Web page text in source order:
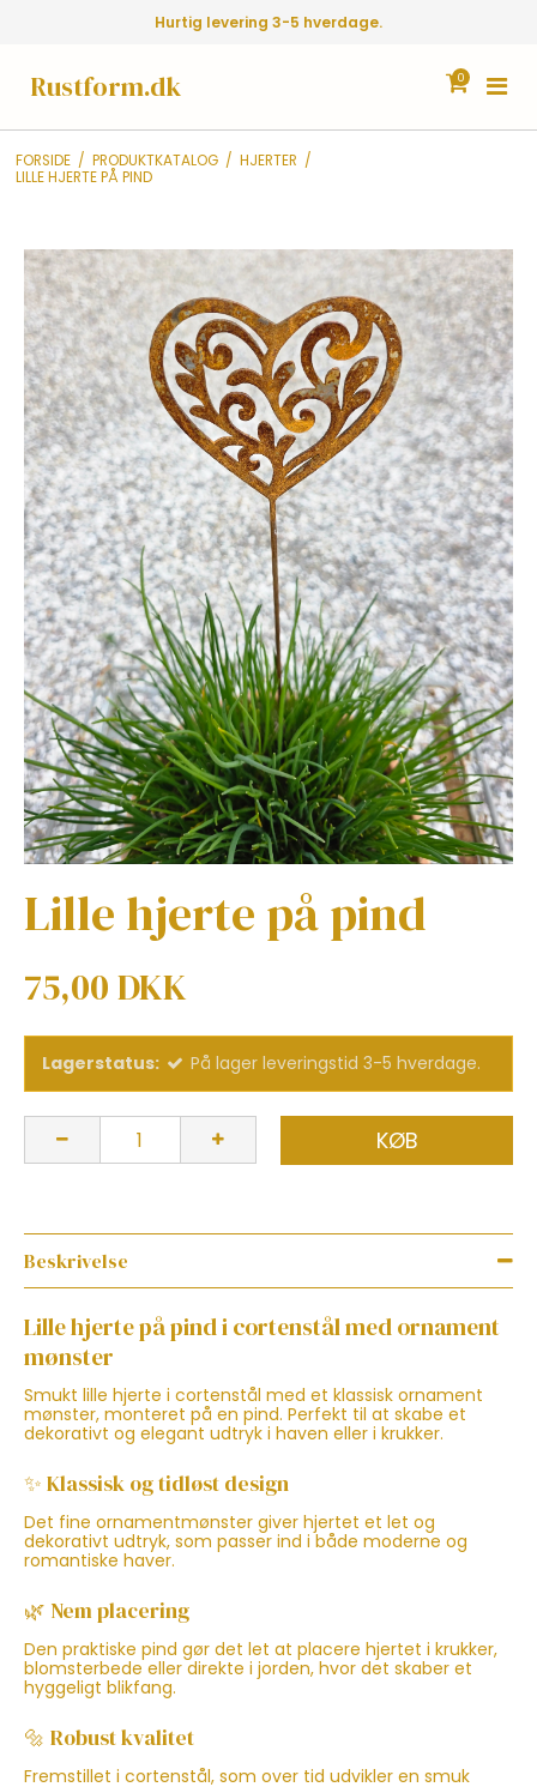
Hurtig levering 3-5 hverdage.
Rustform.dk 0
FORSIDE / PRODUKTKATALOG / HJERTER /
LILLE HJERTE PÅ PIND
Lille hjerte på pind
75,00 DKK
Lagerstatus: På lager leveringstid 3-5 hverdage.
KØB
Beskrivelse
Lille hjerte på pind i cortenstål med ornament
mønster
Smukt lille hjerte i cortenstål med et klassisk ornament
mønster, monteret på en pind. Perfekt til at skabe et
dekorativt og elegant udtryk i haven eller i krukker.
✨ Klassisk og tidløst design
Det fine ornamentmønster giver hjertet et let og
dekorativt udtryk, som passer ind i både moderne og
romantiske haver.
🌿 Nem placering
Den praktiske pind gør det let at placere hjertet i krukker,
blomsterbede eller direkte i jorden, hvor det skaber et
hyggeligt blikfang.
🔩 Robust kvalitet
Fremstillet i cortenstål, som over tid udvikler en smuk